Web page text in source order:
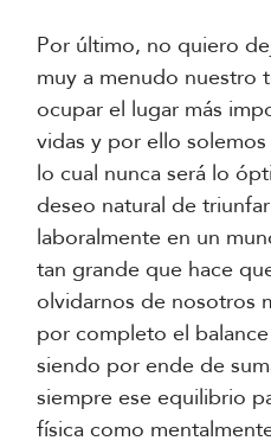
Por último, no quiero
muy a menudo nuestro
ocupar el lugar más
vidas y por ello
lo cual nunca será lo
deseo natural de
laboralmente en un
tan grande que hace
olvidarnos de nosotros
por completo el
siendo por ende de
siempre ese equilibrio
física como